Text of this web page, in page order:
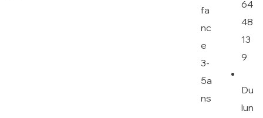
fa
nc
e
3-
5a
ns
64
48
13
9
Du
lun